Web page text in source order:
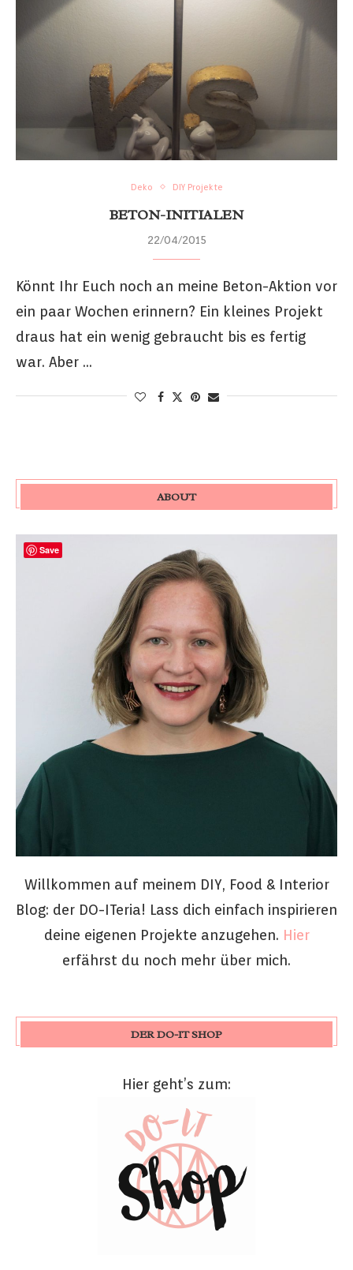
Deko DIY Projekte
BETON-INITIALEN
22/04/2015
Könnt Ihr Euch noch an meine Beton-Aktion vor
ein paar Wochen erinnern? Ein kleines Projekt
draus hat ein wenig gebraucht bis es fertig
war. Aber …
ABOUT
Willkommen auf meinem DIY, Food & Interior
Blog: der DO-ITeria! Lass dich einfach inspirieren
deine eigenen Projekte anzugehen. Hier
erfährst du noch mehr über mich.
DER DO-IT SHOP
Hier geht’s zum:
Save